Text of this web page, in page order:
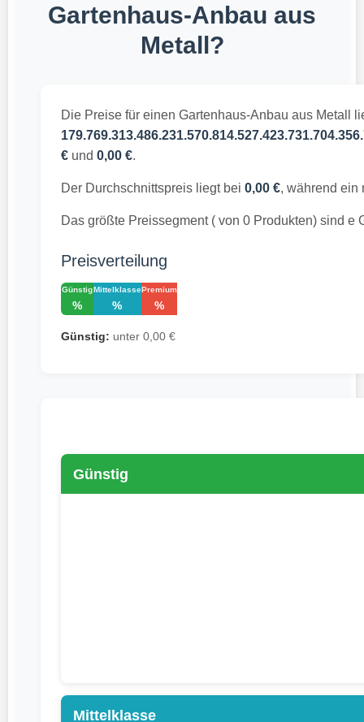
Gartenhaus-Anbau aus
Metall?
Die Preise für einen Gartenhaus-Anbau aus Metall
€und 0,00 €.
Der Durchschnittspreis liegt bei 0,00 €, während ein
Das größte Preissegment ( von 0 Produkten) sind e
Preisverteilung
Günstig
%
Mittelklasse
%
Premium
%
Günstig: unter 0,00 €
Günstig
Mittelklasse